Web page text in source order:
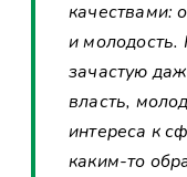
качествами:
и молодость.
зачастую
власть,
интереса к
каким-то